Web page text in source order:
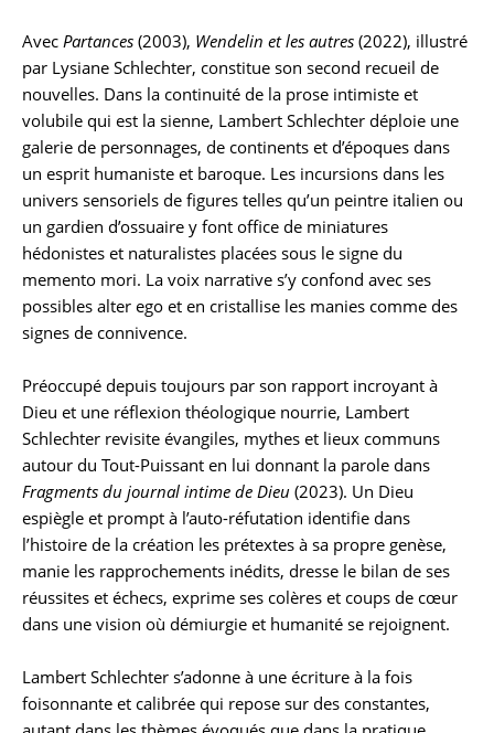
Avec Partances (2003), Wendelin et les autres (2022), illustré
par Lysiane Schlechter, constitue son second recueil de
nouvelles. Dans la continuité de la prose intimiste et
volubile qui est la sienne, Lambert Schlechter déploie une
galerie de personnages, de continents et d’époques dans
un esprit humaniste et baroque. Les incursions dans les
univers sensoriels de figures telles qu’un peintre italien ou
un gardien d’ossuaire y font office de miniatures
hédonistes et naturalistes placées sous le signe du
memento mori. La voix narrative s’y confond avec ses
possibles alter ego et en cristallise les manies comme des
signes de connivence.
Préoccupé depuis toujours par son rapport incroyant à
Dieu et une réflexion théologique nourrie, Lambert
Schlechter revisite évangiles, mythes et lieux communs
autour du Tout-Puissant en lui donnant la parole dans
Fragments du journal intime de Dieu (2023). Un Dieu
espiègle et prompt à l’auto-réfutation identifie dans
l’histoire de la création les prétextes à sa propre genèse,
manie les rapprochements inédits, dresse le bilan de ses
réussites et échecs, exprime ses colères et coups de cœur
dans une vision où démiurgie et humanité se rejoignent.
Lambert Schlechter s’adonne à une écriture à la fois
foisonnante et calibrée qui repose sur des constantes,